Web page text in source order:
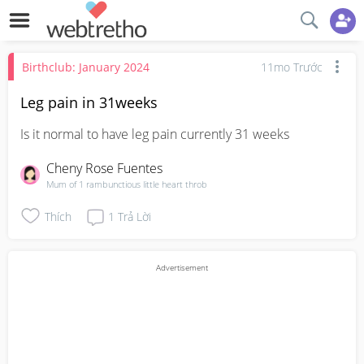
Birthclub: January 2024 11mo Trước
Leg pain in 31weeks
Is it normal to have leg pain currently 31 weeks
Cheny Rose Fuentes
Mum of 1 rambunctious little heart throb
Thích 1 Trả Lời